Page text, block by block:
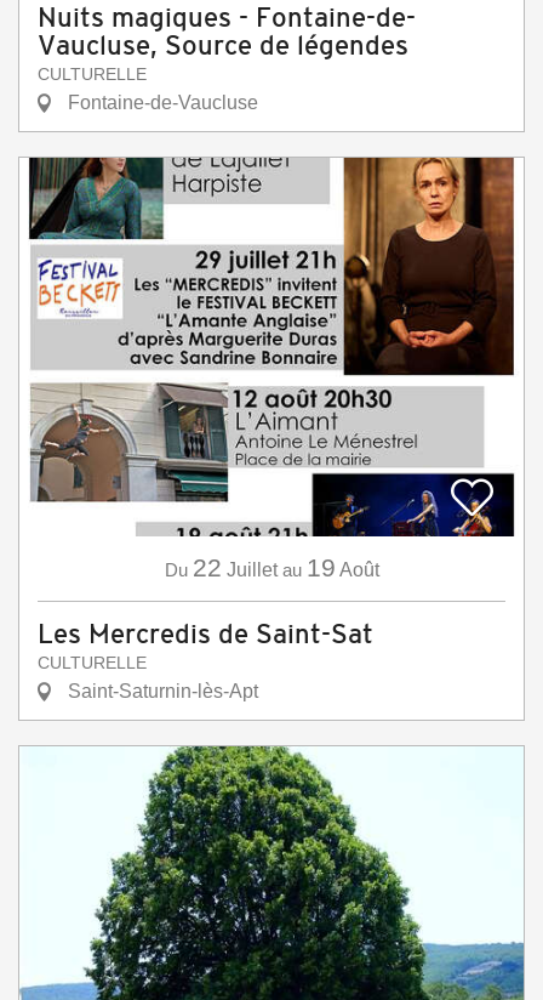
Nuits magiques - Fontaine-de-
Vaucluse, Source de légendes
CULTURELLE
Fontaine-de-Vaucluse
Du 22 Juillet au 19 Août
Les Mercredis de Saint-Sat
CULTURELLE
Saint-Saturnin-lès-Apt